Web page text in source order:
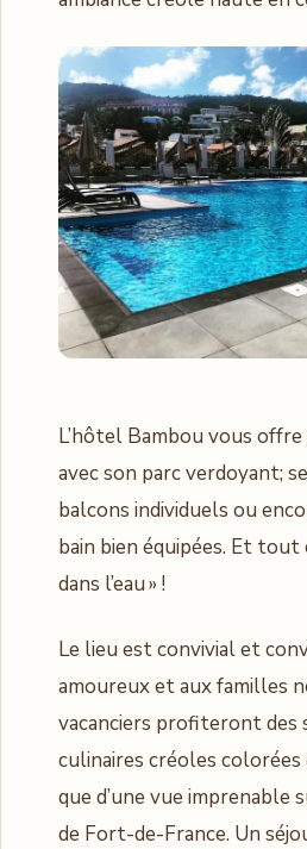
L’hôtel Bambou vous
avec son parc verdoyant;
balcons individuels ou
bain bien équipées. Et tout
dans l’eau » !
Le lieu est convivial et
amoureux et aux familles
vacanciers profiteront des
culinaires créoles colorées
que d’une vue imprenable
de Fort-de-France. Un